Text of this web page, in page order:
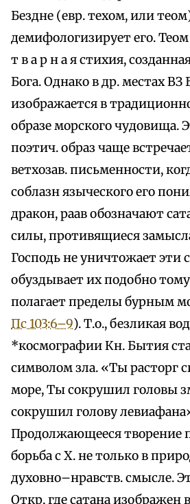
Бездне (евр. техом, или
демифологизирует его.
т в а р н а я стихия,
Бога. Однако в др. местах ВЗ
изображается в
образе морского чудовища.
поэтич. образ чаще
ветхозав. письменности,
соблазн языческого его
дракон, раав обозначают
силы, противящиеся
Господь не уничтожает эти
обуздывает их подобно
полагает пределы бурным
Пс 103:6–9). Т.о., безликая
*космографии Кн. Бытия
символом зла. «Ты расторг
море, Ты сокрушил головы
сокрушил голову
Продолжающееся творение
борьба с Х. не только в
духовно–нравств. смысле.
Откр, где сатана изображен